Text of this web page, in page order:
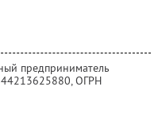
предприниматель
, ОГРН